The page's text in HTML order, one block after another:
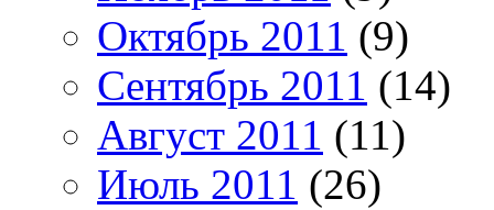
Октябрь 2011 (9)
Сентябрь 2011 (14)
Август 2011 (11)
Июль 2011 (26)